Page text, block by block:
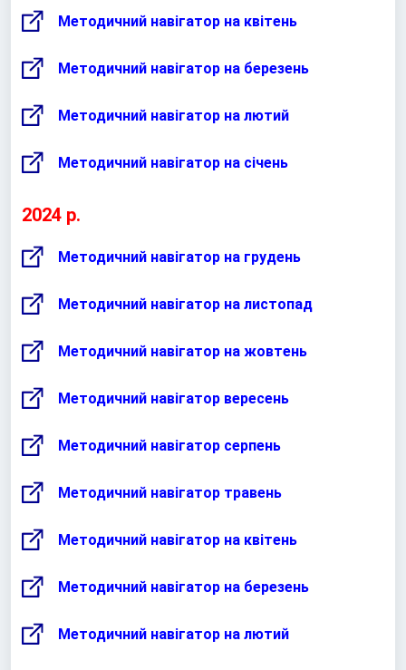
Методичний навігатор на квітень
Методичний навігатор на березень
Методичний навігатор на лютий
Методичний навігатор на січень
2024 р.
Методичний навігатор на грудень
Методичний навігатор на листопад
Методичний навігатор на жовтень
Методичний навігатор вересень
Методичний навігатор cерпень
Методичний навігатор травень
Методичний навігатор на квітень
Методичний навігатор на березень
Методичний навігатор на лютий